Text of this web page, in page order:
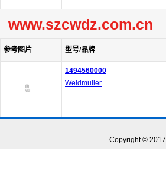
www.szcwdz.com.cn
参考图片 型号/品牌
1494560000
Weidmuller
Copyright © 2017